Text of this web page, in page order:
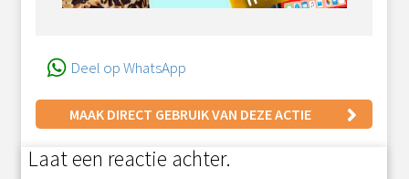
Deel op WhatsApp
MAAK DIRECT GEBRUIK VAN DEZE ACTIE
Laat een reactie achter.